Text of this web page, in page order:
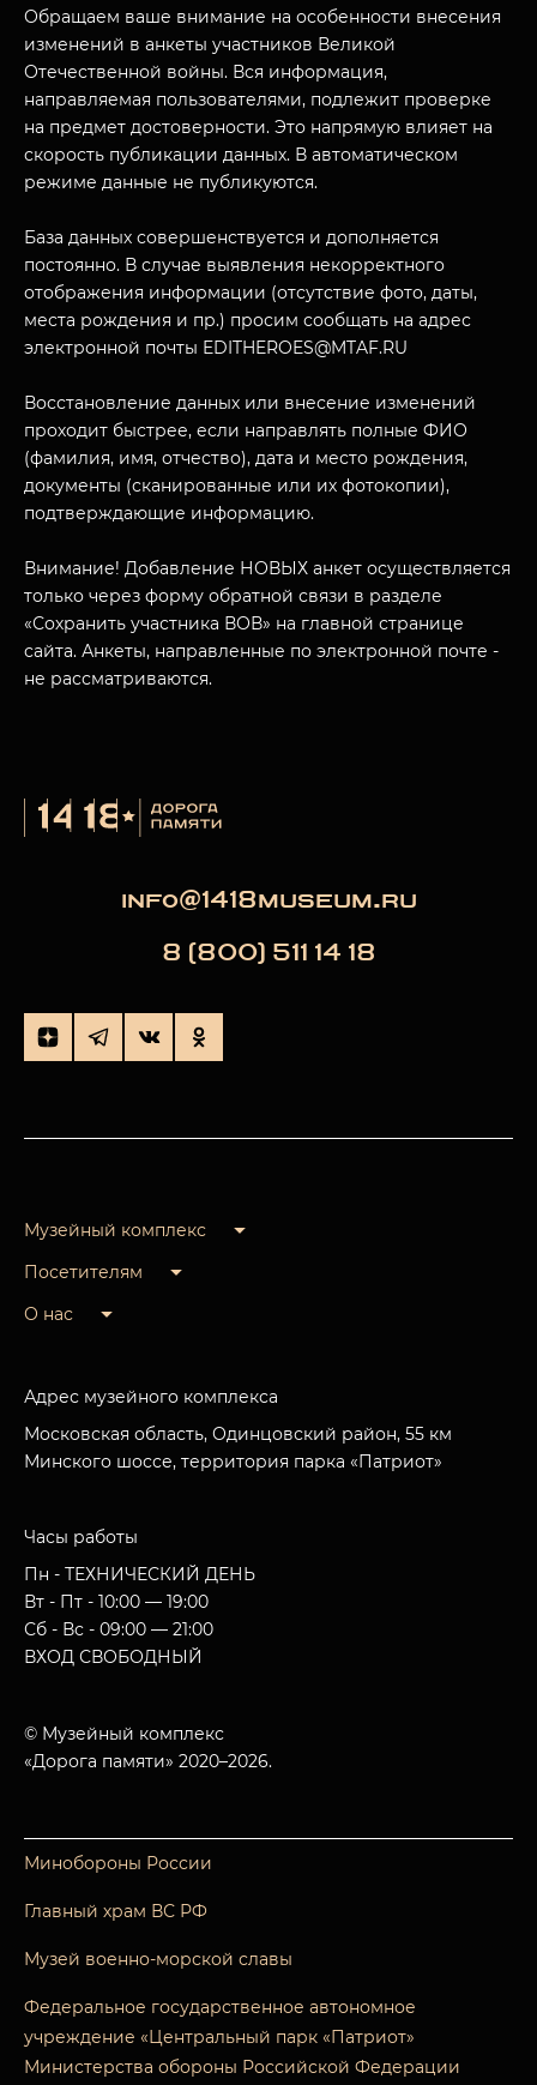
МУЗЕЙНЫЙ КОМПЛЕКС
ПОСЕТИТЕЛЯМ
НАЗАД
Обращаем ваше внимание на особенности внесения
изменений в анкеты участников Великой
Отечественной войны. Вся информация,
направляемая пользователями, подлежит проверке
на предмет достоверности. Это напрямую влияет на
скорость публикации данных. В автоматическом
режиме данные не публикуются.
База данных совершенствуется и дополняется
постоянно. В случае выявления некорректного
отображения информации (отсутствие фото, даты,
места рождения и пр.) просим сообщать на адрес
электронной почты EDITHEROES@MTAF.RU
Восстановление данных или внесение изменений
проходит быстрее, если направлять полные ФИО
(фамилия, имя, отчество), дата и место рождения,
документы (сканированные или их фотокопии),
подтверждающие информацию.
Внимание! Добавление НОВЫХ анкет осуществляется
только через форму обратной связи в разделе
«Сохранить участника ВОВ» на главной странице
сайта. Анкеты, направленные по электронной почте -
не рассматриваются.
info@1418museum.ru
8 (800) 511 14 18
Музейный комплекс
Посетителям
О нас
Адрес музейного комплекса
Московская область, Одинцовский район, 55 км
Минского шоссе, территория парка «Патриот»
Часы работы
Пн - ТЕХНИЧЕСКИЙ ДЕНЬ
Вт - Пт - 10:00 — 19:00
Сб - Вс - 09:00 — 21:00
ВХОД СВОБОДНЫЙ
© Музейный комплекс
«Дорога памяти» 2020–2026.
Минобороны России
Главный храм ВС РФ
Музей военно-морской славы
Федеральное государственное автономное
учреждение «Центральный парк «Патриот»
Министерства обороны Российской Федерации